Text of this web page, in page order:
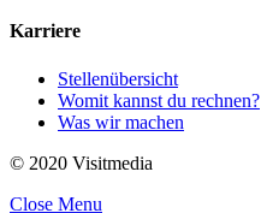
Karriere
Stellenübersicht
Womit kannst du rechnen?
Was wir machen
© 2020 Visitmedia
Close Menu